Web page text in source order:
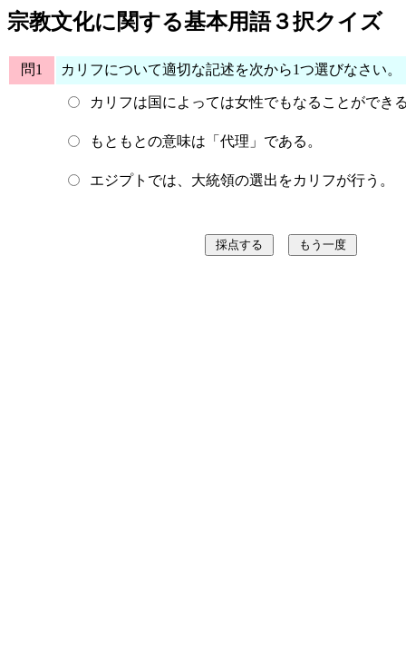
宗教文化に関する基本用語３択クイズ
問1 カリフについて適切な記述を次から1つ選びなさい。
カリフは国によっては女性でもなることができ
もともとの意味は「代理」である。
エジプトでは、大統領の選出をカリフが行う。